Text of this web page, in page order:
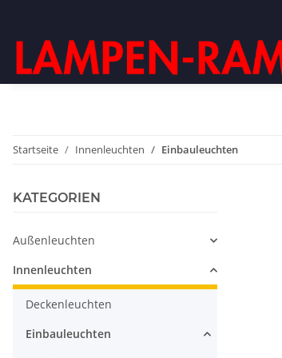
Startseite Innenleuchten Einbauleuchten
KATEGORIEN
Außenleuchten
Innenleuchten
Deckenleuchten
Einbauleuchten